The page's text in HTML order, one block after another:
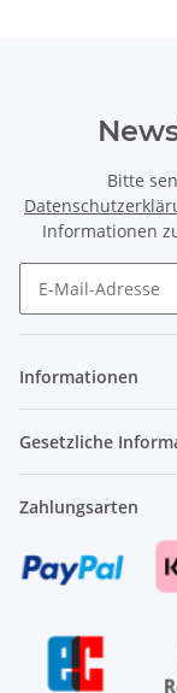
Bitte
Informationen
Informationen
Gesetzliche
Zahlungsarten